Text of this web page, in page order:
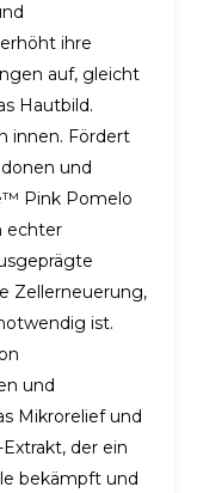
ihre
auf, gleicht
Hautbild.
innen. Fördert
und
Pink Pomelo
echter
Zellerneuerung,
ist.
und
Mikrorelief und
der ein
bekämpft und